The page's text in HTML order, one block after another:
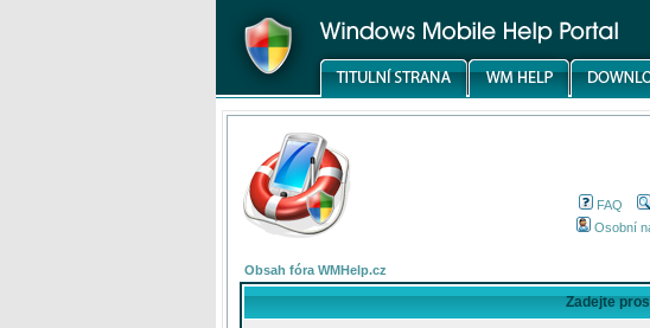
FAQ
Osobní
Obsah fóra WMHelp.cz
Zadejte